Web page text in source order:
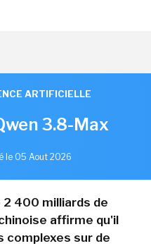
ARTIFICIELLE
3.8-Max
le 05 Aout 2026
400 milliards de
affirme qu'il
complexes sur de